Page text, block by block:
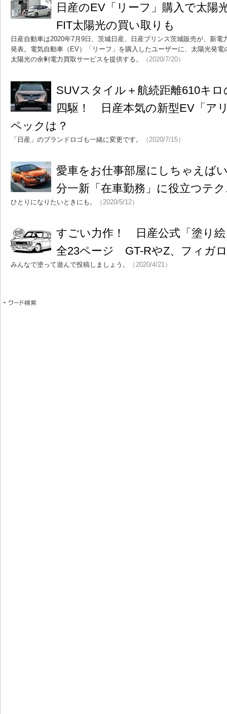
日産のEV「リーフ」購入で太陽
FIT太陽光の買い取りも
日産自動車は2020年7月9日、茨城日産、日産プリンス茨城販売が、新
発表。電気自動車（EV）「リーフ」を購入したユーザーに、太陽光発
太陽光の余剰電力買取サービスを提供する。
（2020/7/20）
SUVスタイル＋航続距離610キ
四駆！ 日産本気の新型EV「ア
ペックは？
「日産」のブランドロゴも一緒に変更です。 （2020/7/15）
愛車をお仕事部屋にしちゃえば
分一新「在車勤務」に役立つテ
ひとりになりたいときにも。 （2020/5/12）
すごい力作！ 日産公式「塗り絵
全23ページ GT-RやZ、フィガ
みんなで塗って遊んで投稿しましょう。 （2020/4/21）